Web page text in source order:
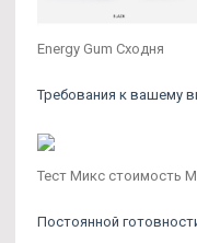
Energy Gum Сходня
Требования к вашему
Тест Микс стоимость
Постоянной